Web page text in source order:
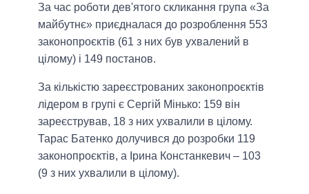
За час роботи дев'ятого скликання група «За
майбутнє» приєдналася до розроблення 553
законопроєктів (61 з них був ухвалений в
цілому) і 149 постанов.
За кількістю зареєстрованих законопроєктів
лідером в групі є Сергій Мінько: 159 він
зареєстрував, 18 з них ухвалили в цілому.
Тарас Батенко долучився до розробки 119
законопроєктів, а Ірина Констанкевич – 103
(9 з них ухвалили в цілому).